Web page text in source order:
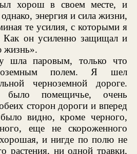
хорош в своем месте, и
энергия и сила жизни,
те усилия, с которыми я
он усиленно защищал и
жизнь».
шла паровым, только что
полем. Я шел
черноземной дороге.
было помещичье, очень
сторон дороги и вперед
видно, кроме черного,
еще не скороженного
и нигде по полю не
растения, ни одной травки,